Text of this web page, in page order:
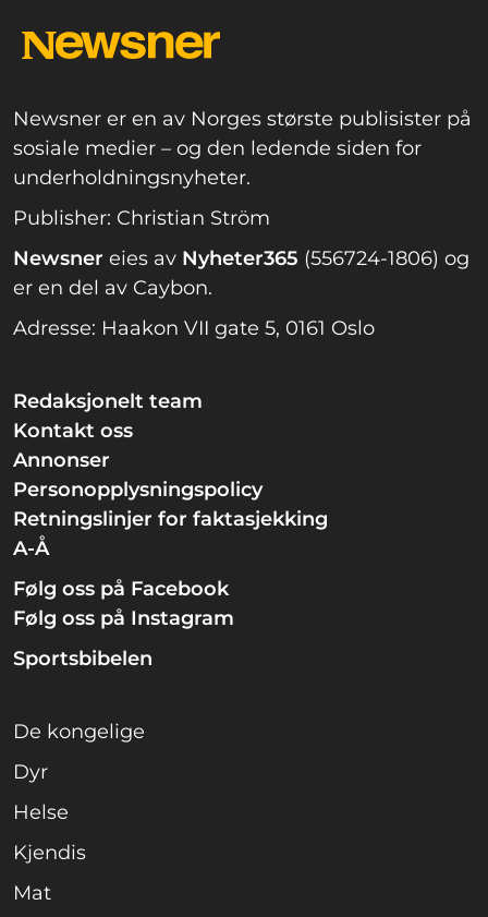
Newsner er en av Norges største publisister på
sosiale medier – og den ledende siden for
underholdningsnyheter.
Publisher: Christian Ström
Newsner eies av Nyheter365 (556724-1806) og
er en del av Caybon.
Adresse: Haakon VII gate 5, 0161 Oslo
Redaksjonelt team
Kontakt oss
Annonser
Personopplysningspolicy
Retningslinjer for faktasjekking
A-Å
Følg oss på Facebook
Følg oss på Instagram
Sportsbibelen
De kongelige
Dyr
Helse
Kjendis
Mat